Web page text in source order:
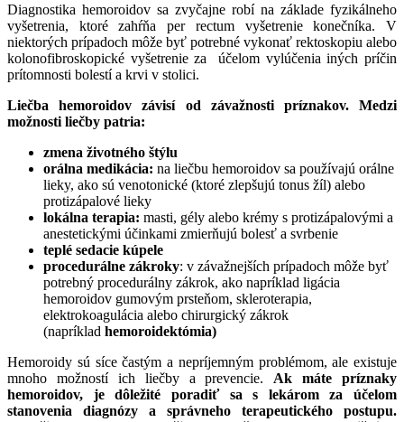
Diagnostika hemoroidov sa zvyčajne robí na základe fyzikálneho
vyšetrenia, ktoré zahŕňa per rectum vyšetrenie konečníka. V
niektorých prípadoch môže byť potrebné vykonať rektoskopiu alebo
kolonofibroskopické vyšetrenie za
účelom vylúčenia iných príčin
prítomnosti bolestí a krvi v stolici.
Liečba hemoroidov závisí od závažnosti príznakov. Medzi
možnosti liečby patria:
zmena životného štýlu
orálna medikácia: na liečbu hemoroidov sa používajú orálne
lieky, ako sú venotonické (ktoré zlepšujú tonus žíl) alebo
protizápalové lieky
lokálna terapia: masti, gély alebo krémy s protizápalovými a
anestetickými účinkami zmierňujú bolesť a svrbenie
teplé sedacie kúpele
procedurálne zákroky: v závažnejších prípadoch môže byť
potrebný procedurálny zákrok, ako napríklad ligácia
hemoroidov gumovým prsteňom, skleroterapia,
elektrokoagulácia alebo chirurgický zákrok
(napríklad hemoroidektómia)
Hemoroidy sú síce častým a nepríjemným problémom, ale existuje
mnoho možností ich liečby a prevencie. Ak máte príznaky
hemoroidov, je dôležité poradiť sa s lekárom za účelom
stanovenia diagnózy a správneho terapeutického postupu.